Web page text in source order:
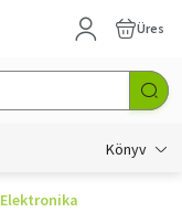
Üres
Könyv
Elektronika